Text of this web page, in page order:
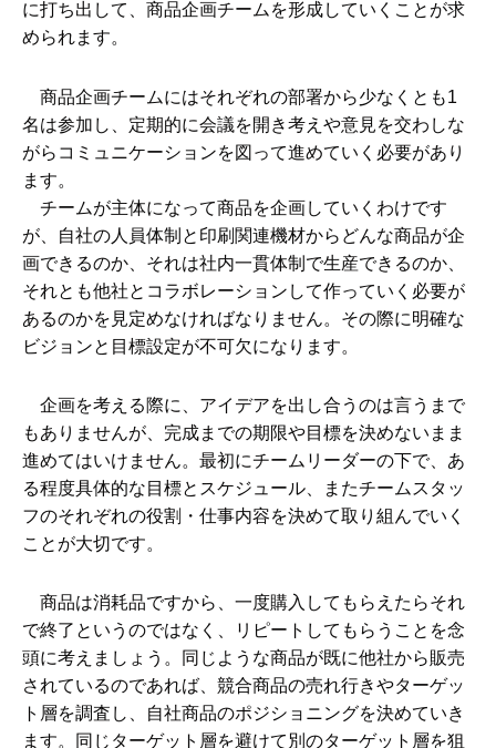
に打ち出して、商品企画チームを形成していくことが求
められます。
商品企画チームにはそれぞれの部署から少なくとも1
名は参加し、定期的に会議を開き考えや意見を交わしな
がらコミュニケーションを図って進めていく必要があり
ます。
チームが主体になって商品を企画していくわけです
が、自社の人員体制と印刷関連機材からどんな商品が企
画できるのか、それは社内一貫体制で生産できるのか、
それとも他社とコラボレーションして作っていく必要が
あるのかを見定めなければなりません。その際に明確な
ビジョンと目標設定が不可欠になります。
企画を考える際に、アイデアを出し合うのは言うまで
もありませんが、完成までの期限や目標を決めないまま
進めてはいけません。最初にチームリーダーの下で、あ
る程度具体的な目標とスケジュール、またチームスタッ
フのそれぞれの役割・仕事内容を決めて取り組んでいく
ことが大切です。
商品は消耗品ですから、一度購入してもらえたらそれ
で終了というのではなく、リピートしてもらうことを念
頭に考えましょう。同じような商品が既に他社から販売
されているのであれば、競合商品の売れ行きやターゲッ
ト層を調査し、自社商品のポジショニングを決めていき
ます。同じターゲット層を避けて別のターゲット層を狙